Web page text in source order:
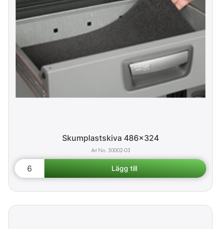
Skumplastskiva 486x324
50002-03